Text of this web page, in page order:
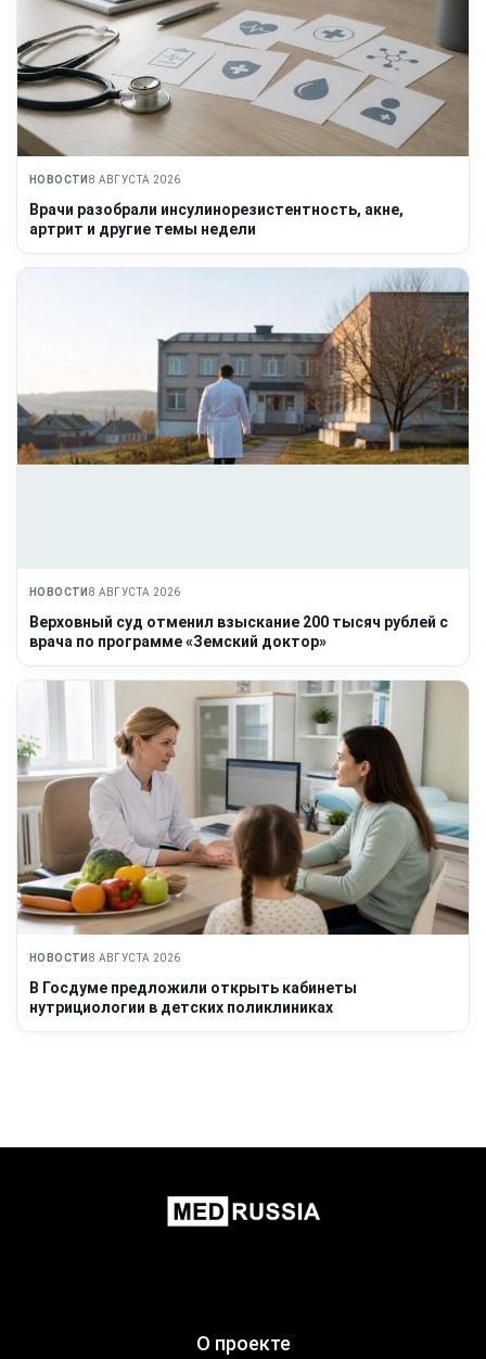
НОВОСТИ 8 АВГУСТА 2026
Врачи разобрали инсулинорезистентность, акне,
артрит и другие темы недели
НОВОСТИ 8 АВГУСТА 2026
Верховный суд отменил взыскание 200 тысяч рублей с
врача по программе «Земский доктор»
НОВОСТИ 8 АВГУСТА 2026
В Госдуме предложили открыть кабинеты
нутрициологии в детских поликлиниках
О проекте